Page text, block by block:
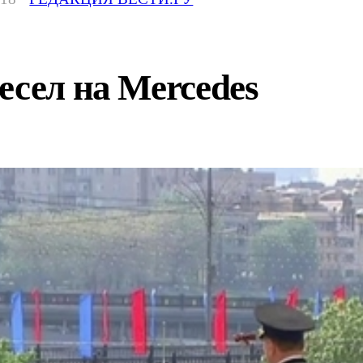
на Mercedes